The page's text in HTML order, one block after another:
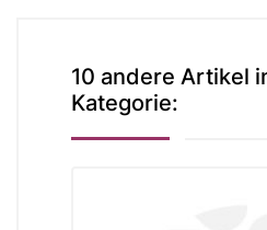
10 andere Artikel
Kategorie: